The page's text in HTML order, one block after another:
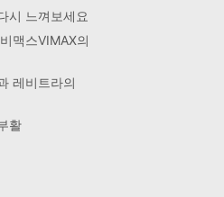
시 느껴보세요
맥스VIMAX의
레비트라의
활